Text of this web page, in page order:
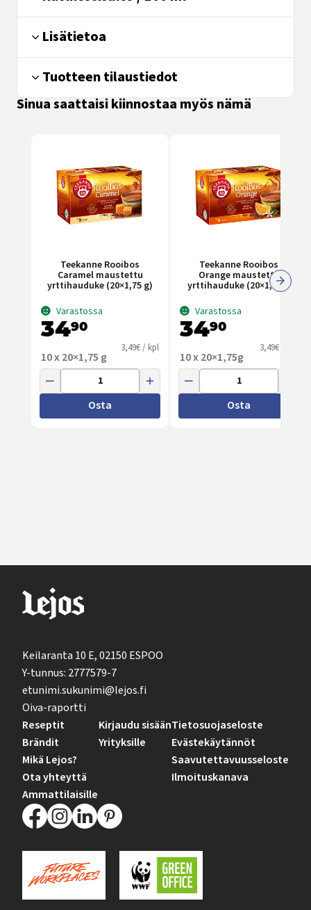
Lisätietoa
Tuotteen tilaustiedot
Sinua saattaisi kiinnostaa myös nämä
Teekanne Rooibos
Caramel maustettu
yrttihauduke (20×1,75 g)
Varastossa
3490
10 x 20×1,75 g
3,49€ / kpl
Osta
Teekanne Rooibos
Orange maustettu
yrttihauduke (20×1,75g)
Varastossa
3490
10 x 20×1,75g
3,49€ / kpl
Osta
Keilaranta 10 E, 02150 ESPOO
Y-tunnus: 2777579-7
etunimi.sukunimi@lejos.fi
Oiva-raportti
Reseptit
Brändit
Mikä Lejos?
Ota yhteyttä
Ammattilaisille
Kirjaudu sisään
Yrityksille
Tietosuojaseloste
Evästekäytännöt
Saavutettavuusseloste
Ilmoituskanava